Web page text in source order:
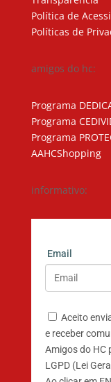
Política de
Políticas de
amigos do hc:
Programa
Programa
Programa
AAHCShopping
informativo:
Email
Aceito
e receber
Amigos do HC
LGPD (Lei